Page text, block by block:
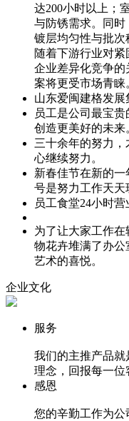
达200小时以上；
与防锈需求。同
镀层均匀性与批次
随着下游行业对
企业差异化竞争
案将更受市场青睐
山东爱闽建格发展
员工是公司最宝
创造更美好的未来
三十余年的努力
心继续努力。
新春佳节在新的
号是努力工作天天
员工食堂24小时营
为了让大家工作
物花卉堆满了办
艺术的喜悦。
企业文化
服务
我们的主推产品
理念，回报每一位
感恩
您的辛勤工作为